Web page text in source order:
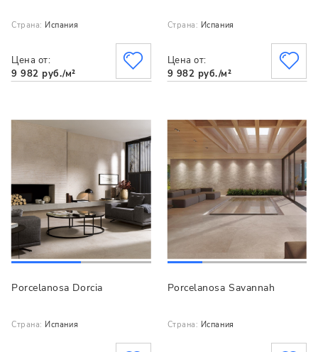
Страна: Испания
Цена от:
9 982 руб./м²
Страна: Испания
Цена от:
9 982 руб./м²
Porcelanosa Dorcia
Страна: Испания
Porcelanosa Savannah
Страна: Испания